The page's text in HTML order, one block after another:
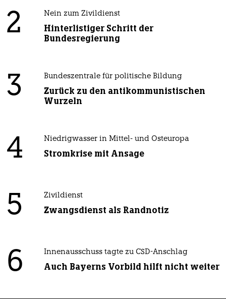
2 Nein zum Zivildienst
Hinterlistiger Schritt der
Bundesregierung
3 Bundeszentrale für politische Bildung
Zurück zu den antikommunistischen
Wurzeln
4 Niedrigwasser in Mittel- und Osteuropa
Stromkrise mit Ansage
5 Zivildienst
Zwangsdienst als Randnotiz
6 Innenausschuss tagte zu CSD-Anschlag
Auch Bayerns Vorbild hilft nicht weiter